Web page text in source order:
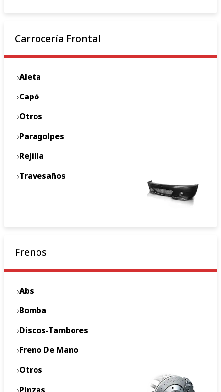
Carrocería Frontal
Aleta
Capó
Otros
Paragolpes
Rejilla
Travesaños
Frenos
Abs
Bomba
Discos-Tambores
Freno De Mano
Otros
Pinzas